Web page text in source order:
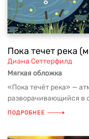
Пока течет река
Диана Сеттерфилд
Мягкая обложка
«Пока течёт река» —
разворачивающийся в
ПОДРОБНЕЕ